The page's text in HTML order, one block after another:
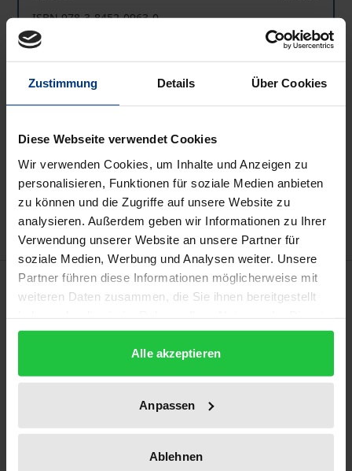
Zustimmung Details Über Cookies
Diese Webseite verwendet Cookies
Wir verwenden Cookies, um Inhalte und Anzeigen zu
personalisieren, Funktionen für soziale Medien anbieten
zu können und die Zugriffe auf unsere Website zu
analysieren. Außerdem geben wir Informationen zu Ihrer
Verwendung unserer Website an unsere Partner für
soziale Medien, Werbung und Analysen weiter. Unsere
Partner führen diese Informationen möglicherweise mit
weiteren Daten zusammen, die Sie ihnen bereitgestellt
gesammelt haben.
Alle akzeptieren
Anpassen
Ablehnen
ISBN 978-3-8452-0963-0
Available
Prices include VAT. Depending on the delivery address, VAT
may vary at checkout.
Add to Wish List
Delivery cost notice
Description
Seit mehr als 10 Jahren werden – ausgehend von
den internationalen Trends – auch in Deutschland
Konzepte zur Modernisierung des öffentlichen
In dem Tagungsband referieren und reflektieren
Wissenschaftler unterschiedlicher Disziplinen,